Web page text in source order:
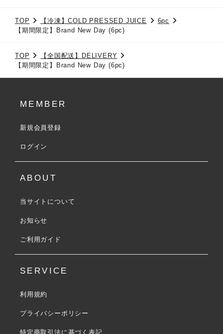
TOP 【冷凍】COLD PRESSED JUICE
6pc
【期間限定】Brand New Day (6pc)
TOP
【全国配送】DELIVERY
【期間限定】Brand New Day (6pc)
MEMBER
新規会員登録
ログイン
ABOUT
当サイトについて
お知らせ
ご利用ガイド
SERVICE
利用規約
プライバシーポリシー
特定商取引法に基づく表記